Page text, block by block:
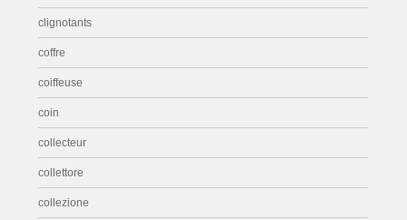
clignotants
coffre
coiffeuse
coin
collecteur
collettore
collezione